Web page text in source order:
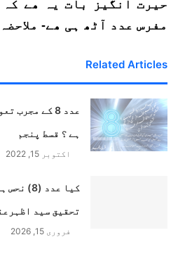
حیرت انگیز بات یہ ھے
مفرس عدد آٹھ ہی ھے-
Related Articles
ہے ؟ قسط پنجم
اکتوبر 15, 2022
کیا عدد
تحقیق سید
فروری 15, 2026